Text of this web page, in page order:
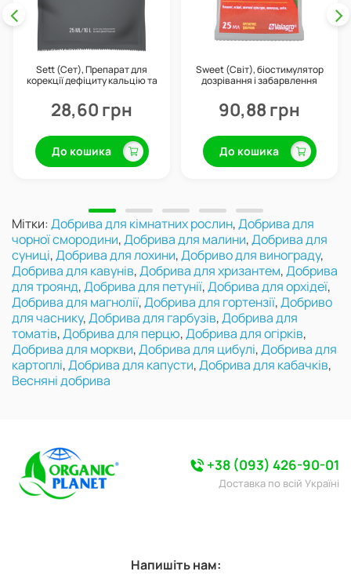
Sett (Сет), Препарат для
корекції дефіциту кальцію та
28,60 грн
До кошика
Sweet (Світ), біостимулятор
дозрівання і забарвлення
90,88 грн
До кошика
Мітки:Добрива для кімнатних рослин,Добрива для
чорної смородини,Добрива для малини,Добрива для
суниці,Добрива для лохини,Добриво для винограду,
Добрива для кавунів,Добрива для хризантем,Добрива
для троянд,Добрива для петунії,Добрива для орхідеї,
Добрива для магнолії,Добрива для гортензії,Добриво
для часнику,Добрива для гарбузів,Добрива для
томатів,Добрива для перцю,Добрива для огірків,
Добрива для моркви,Добрива для цибулі,Добрива для
картоплі,Добрива для капусти,Добрива для кабачків,
Весняні добрива
+38 (093) 426-90-01
Доставка по всій Україні
Напишіть нам: